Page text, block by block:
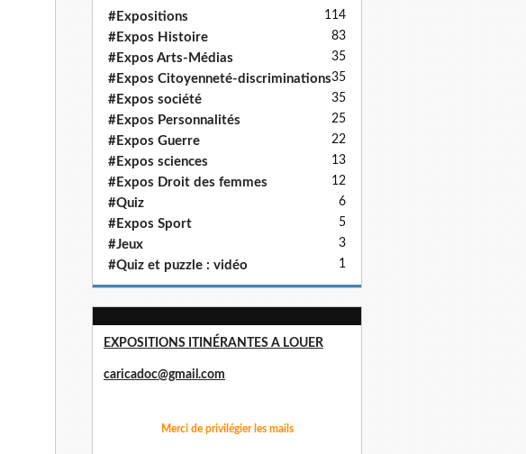
#Expositions 114
#Expos Histoire 83
#Expos Arts-Médias 35
#Expos Citoyenneté-discriminations35
#Expos société 35
#Expos Personnalités 25
#Expos Guerre 22
#Expos sciences 13
#Expos Droit des femmes 12
#Quiz 6
#Expos Sport 5
#Jeux 3
#Quiz et puzzle : vidéo 1
EXPOSITIONS ITINÉRANTES A LOUER
caricadoc@gmail.com
Merci de privilégier les mails